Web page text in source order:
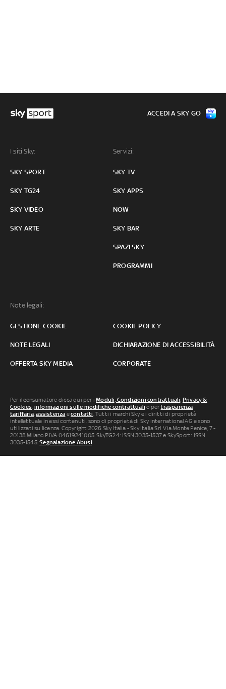
I siti Sky:
SKY SPORT
SKY TG24
SKY VIDEO
SKY ARTE
Servizi:
SKY TV
SKY APPS
NOW
SKY BAR
SPAZI SKY
PROGRAMMI
Note legali:
GESTIONE COOKIE COOKIE POLICY
NOTE LEGALI DICHIARAZIONE DI ACCESSIBILITÀ
OFFERTA SKY MEDIA CORPORATE
ACCEDI A SKY GO
Per il consumatore clicca qui per iModuli, Condizioni contrattuali, Privacy &
Cookies, informazioni sulle modifiche contrattuali o pertrasparenza
tariffaria,assistenza econtatti. Tutti i marchi Sky e i diritti di proprietà
intellettuale in essi contenuti, sono di proprietà di Sky international AG e sono
utilizzati su licenza. Copyright 2026 Sky Italia - Sky Italia Srl Via Monte Penice, 7 -
20138 Milano P.IVA 04619241005. SkyTG24: ISSN 3035-1537 e SkySport: ISSN
3035-1545.Segnalazione Abusi